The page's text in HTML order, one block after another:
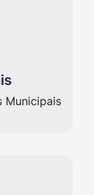
Municipais